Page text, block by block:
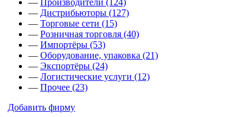
— Производители (124)
— Дистрибьюторы (127)
— Торговые сети (15)
— Розничная торговля (40)
— Импортёры (53)
— Оборудование, упаковка (21)
— Экспортёры (24)
— Логистические услуги (12)
— Прочее (23)
Добавить фирму